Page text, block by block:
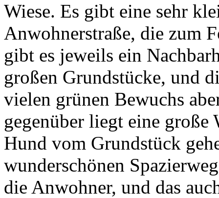
Wiese. Es gibt eine sehr
Anwohnerstraße, die zum
gibt es jeweils ein
großen Grundstücke, und
vielen grünen Bewuchs
gegenüber liegt eine große
Hund vom Grundstück
wunderschönen
die Anwohner, und das